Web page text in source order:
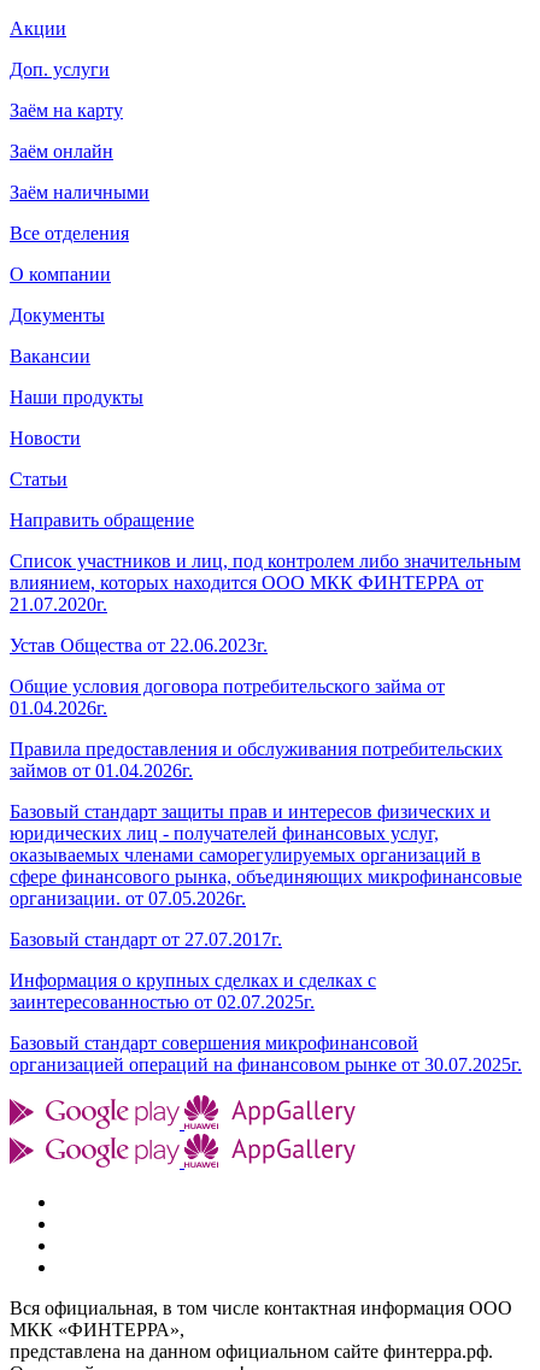
Акции
Доп. услуги
Заём на карту
Заём онлайн
Заём наличными
Все отделения
О компании
Документы
Вакансии
Наши продукты
Новости
Статьи
Направить обращение
Список участников и лиц, под контролем либо значительным
влиянием, которых находится ООО МКК ФИНТЕРРА от
21.07.2020г.
Устав Общества от 22.06.2023г.
Общие условия договора потребительского займа от
01.04.2026г.
Правила предоставления и обслуживания потребительских
займов от 01.04.2026г.
Базовый стандарт защиты прав и интересов физических и
юридических лиц - получателей финансовых услуг,
оказываемых членами саморегулируемых организаций в
сфере финансового рынка, объединяющих микрофинансовые
организации. от 07.05.2026г.
Базовый стандарт от 27.07.2017г.
Информация о крупных сделках и сделках с
заинтересованностью от 02.07.2025г.
Базовый стандарт совершения микрофинансовой
организацией операций на финансовом рынке от 30.07.2025г.
Вся официальная, в том числе контактная информация ООО
МКК «ФИНТЕРРА»,
представлена на данном официальном сайте финтерра.рф.